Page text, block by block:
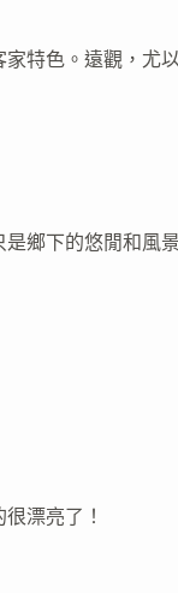
特色。遠觀，尤
鄉下的悠閒和風
漂亮了！